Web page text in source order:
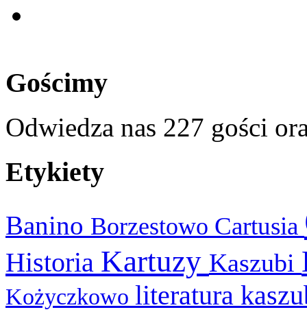
Gościmy
Odwiedza nas 227 gości
Etykiety
Banino Borzestowo Cartusia
Historia Kartuzy Kaszubi
Kożyczkowo literatura